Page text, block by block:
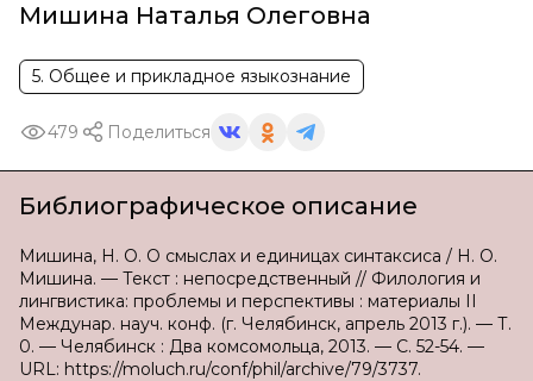
Мишина Наталья Олеговна
5. Общее и прикладное языкознание
479 Поделиться
Библиографическое описание
Мишина, Н. О. О смыслах и единицах синтаксиса / Н. О.
Мишина. — Текст : непосредственный // Филология и
лингвистика: проблемы и перспективы : материалы II
Междунар. науч. конф. (г. Челябинск, апрель 2013 г.). — Т.
0. — Челябинск : Два комсомольца, 2013. — С. 52-54. —
URL: https://moluch.ru/conf/phil/archive/79/3737.